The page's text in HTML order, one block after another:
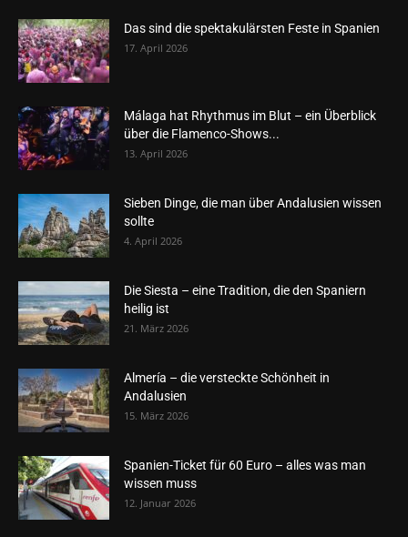
Das sind die spektakulärsten Feste in Spanien
17. April 2026
Málaga hat Rhythmus im Blut – ein Überblick
über die Flamenco-Shows...
13. April 2026
Sieben Dinge, die man über Andalusien wissen
sollte
4. April 2026
Die Siesta – eine Tradition, die den Spaniern
heilig ist
21. März 2026
Almería – die versteckte Schönheit in
Andalusien
15. März 2026
Spanien-Ticket für 60 Euro – alles was man
wissen muss
12. Januar 2026